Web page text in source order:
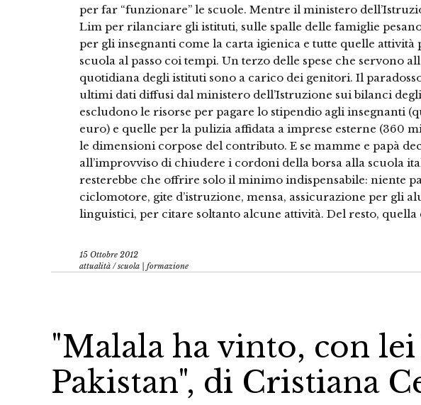
per far “funzionare” le scuole. Mentre il ministero
Lim per rilanciare gli istituti, sulle spalle delle famiglie
per gli insegnanti come la carta igienica e tutte quelle attività
scuola al passo coi tempi. Un terzo delle spese che servono
quotidiana degli istituti sono a carico dei genitori. Il
ultimi dati diffusi dal ministero dell’Istruzione sui bilanci
escludono le risorse per pagare lo stipendio agli insegnanti
euro) e quelle per la pulizia affidata a imprese esterne (360
le dimensioni corpose del contributo. E se mamme e papà
all’improvviso di chiudere i cordoni della borsa alla scuola
resterebbe che offrire solo il minimo indispensabile: niente
ciclomotore, gite d’istruzione, mensa, assicurazione per gli
linguistici, per citare soltanto alcune attività. Del resto,
15 Ottobre 2012
attualità /scuola | formazione
"Malala ha vinto, con
Pakistan", di Cristiana